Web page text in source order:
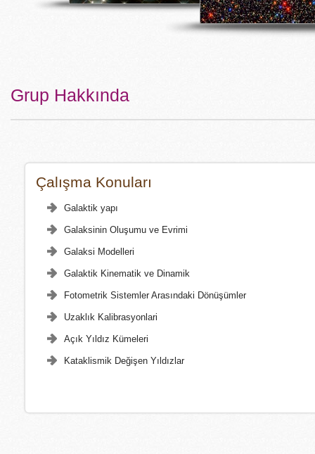
Grup Hakkında
Çalışma Konuları
Galaktik yapı
Galaksinin Oluşumu ve Evrimi
Galaksi Modelleri
Galaktik Kinematik ve Dinamik
Fotometrik Sistemler Arasındaki Dönüşümler
Uzaklık Kalibrasyonlari
Açık Yıldız Kümeleri
Kataklismik Değişen Yıldızlar